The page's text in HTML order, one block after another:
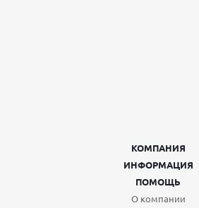
КОМПАНИЯ
ИНФОРМАЦИЯ
ПОМОЩЬ
О компании